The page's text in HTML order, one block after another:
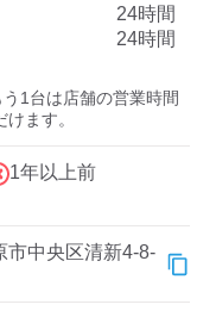
産ディーラーを表示
速-44kW-以上
24時間
24時間
1台は店舗の営業時間
ます。
1年以上前
市中央区清新4-8-